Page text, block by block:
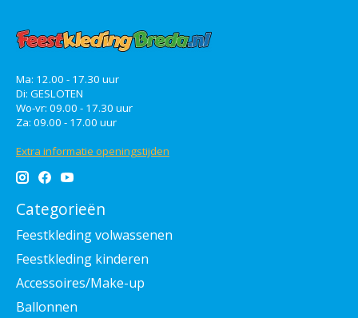
Ma: 12.00 - 17.30 uur
Di: GESLOTEN
Wo-vr: 09.00 - 17.30 uur
Za: 09.00 - 17.00 uur
Extra informatie openingstijden
Categorieën
Feestkleding volwassenen
Feestkleding kinderen
Accessoires/Make-up
Ballonnen